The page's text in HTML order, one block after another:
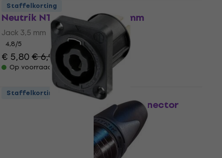
Neutrik NTP3RCB Jack 3,5 mm
Jack 3,5 mm
4,8/5
€ 5,80€ 6,99
- 17 %
Op voorraad
Staffelkorting
Neutrik NL4MPXX Speakon-connector
Staffelkorting